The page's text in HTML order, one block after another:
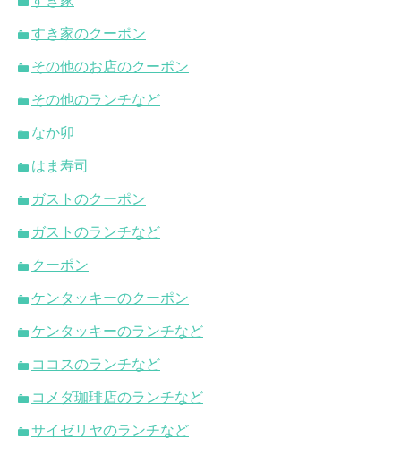
すき家のクーポン
その他のお店のクーポン
その他のランチなど
なか卯
はま寿司
ガストのクーポン
ガストのランチなど
クーポン
ケンタッキーのクーポン
ケンタッキーのランチなど
ココスのランチなど
コメダ珈琲店のランチなど
サイゼリヤのランチなど